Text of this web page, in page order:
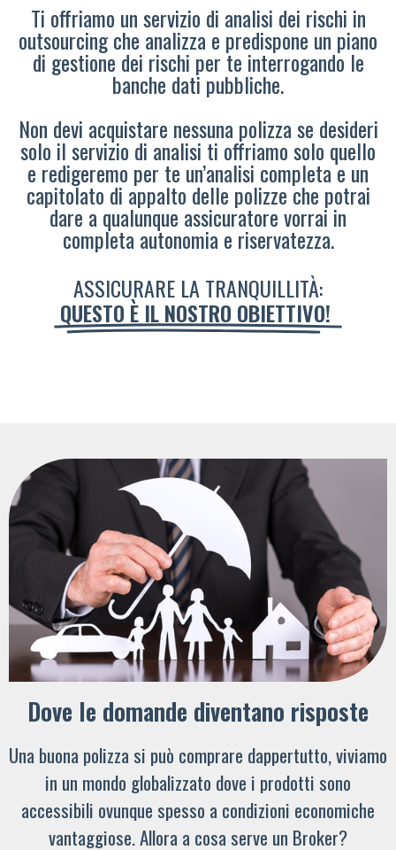
Ti offriamo un servizio di analisi dei rischi in
outsourcing che analizza e predispone un piano
di gestione dei rischi per te interrogando le
banche dati pubbliche.
Non devi acquistare nessuna polizza se desideri
solo il servizio di analisi ti offriamo solo quello
e redigeremo per te un’analisi completa e un
capitolato di appalto delle polizze che potrai
dare a qualunque assicuratore vorrai in
completa autonomia e riservatezza.
ASSICURARE LA TRANQUILLITÀ:
QUESTO È IL NOSTRO OBIETTIVO!
Dove le domande diventano risposte
Una buona polizza si può comprare dappertutto, viviamo
in un mondo globalizzato dove i prodotti sono
accessibili ovunque spesso a condizioni economiche
vantaggiose. Allora a cosa serve un Broker?